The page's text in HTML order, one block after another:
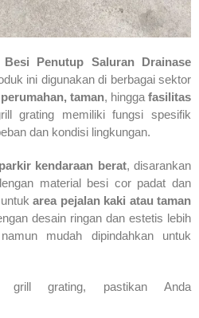
Penutup Saluran Drainase
ini digunakan di berbagai sektor
taman, hinggafasilitas
grating memiliki fungsi spesifik
dan kondisi lingkungan.
kendaraan berat, disarankan
material besi cor padat dan
area pejalan kaki atau taman
desain ringan dan estetis lebih
mudah dipindahkan untuk
grill grating, pastikan Anda